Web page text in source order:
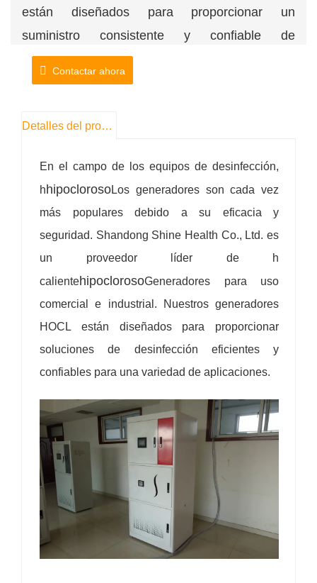
están diseñados para proporcionar un
suministro consistente y confiable de
hipoclorosopara las necesidades continuas de
desinfección. Este suministro continuo garantiza
para entornos comerciales e industriales.
generadores HOCL proporciona ahorros de
costos a largo plazo. Al eliminar la necesidad de
desinfectantes tradicionales y reducir la
dependencia de servicios de limpieza externos,
rentable para mantener un lugar de trabajo
Contactar ahora
Detalles del producto
En el campo de los equipos de desinfección,
hhipoclorosoLos generadores son cada vez
más populares debido a su eficacia y
seguridad. Shandong Shine Health Co., Ltd. es
un proveedor líder de h
calientehipoclorosoGeneradores para uso
comercial e industrial. Nuestros generadores
HOCL están diseñados para proporcionar
soluciones de desinfección eficientes y
confiables para una variedad de aplicaciones.